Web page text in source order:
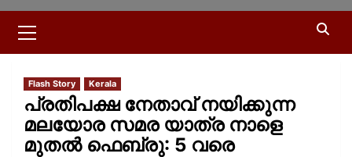
Flash Story Kerala
പ്രതിപക്ഷ നേതാവ് നയിക്കുന്ന
മലയോര സമര യാത്ര നാളെ
മുതല്‍ ഫെബ്രു: 5 വരെ